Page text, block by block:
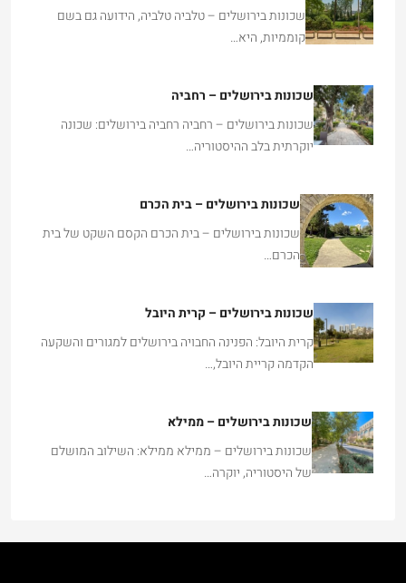
שכונות בירושלים – טלביה טלביה, הידועה גם בשם
קוממיות, היא…
שכונות בירושלים – רחביה
שכונות בירושלים – רחביה רחביה בירושלים: שכונה
יוקרתית בלב ההיסטוריה…
שכונות בירושלים – בית הכרם
שכונות בירושלים – בית הכרם הקסם השקט של בית
הכרם…
שכונות בירושלים – קרית היובל
קרית היובל: הפנינה החבויה בירושלים למגורים והשקעה
הקדמה קריית היובל,…
שכונות בירושלים – ממילא
שכונות בירושלים – ממילא ממילא: השילוב המושלם
של היסטוריה, יוקרה…